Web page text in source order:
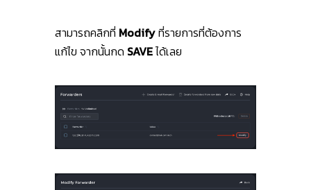
สามารถคลิกที่ Modifyที่รายการที่ต้องการ
แก้ไข จากนั้นกด SAVEได้เลย